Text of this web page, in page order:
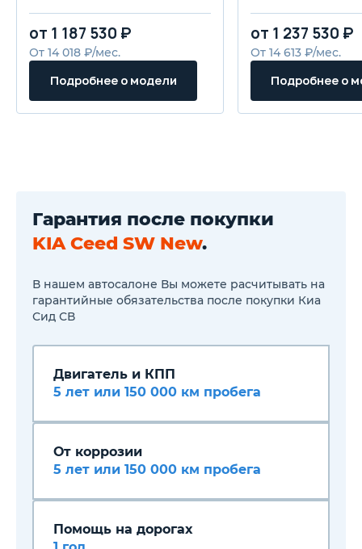
цвет кузова
Передние и задние
брызговики
Боковые зеркала заднего
вида с электроприводом в
цвет кузова
Стальные диски 15", с
на заднем ряду (ROA)
Мультифункциональное
рулевое колесо
стеклоподъёмники с
электроприводом
Регулировка рулевой
колонки по высоте и по
Тройное срабатывание
однократном нажатии
Ключ с дистанционным
замком
Круиз-контроль
Подогрев зеркал заднего
вида
Подогрев передних сидений
электрический отопитель
салона
от 1 187 530 ₽
От 14 018 ₽/мес.
Подробнее о модели
от 1 237 530 ₽
От 14 613 ₽/мес.
Подробнее о
Гарантия после покупки
KIA Ceed SW New.
В нашем автосалоне Вы можете расчитывать на
гарантийные обязательства после покупки Киа
Сид СВ
Двигатель и КПП
5 лет или 150 000 км пробега
От коррозии
5 лет или 150 000 км пробега
Помощь на дорогах